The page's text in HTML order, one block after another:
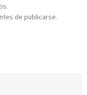
de publicarse.